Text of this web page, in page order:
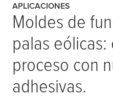
APLICACIONES
Moldes de
palas
proceso con
adhesivas.